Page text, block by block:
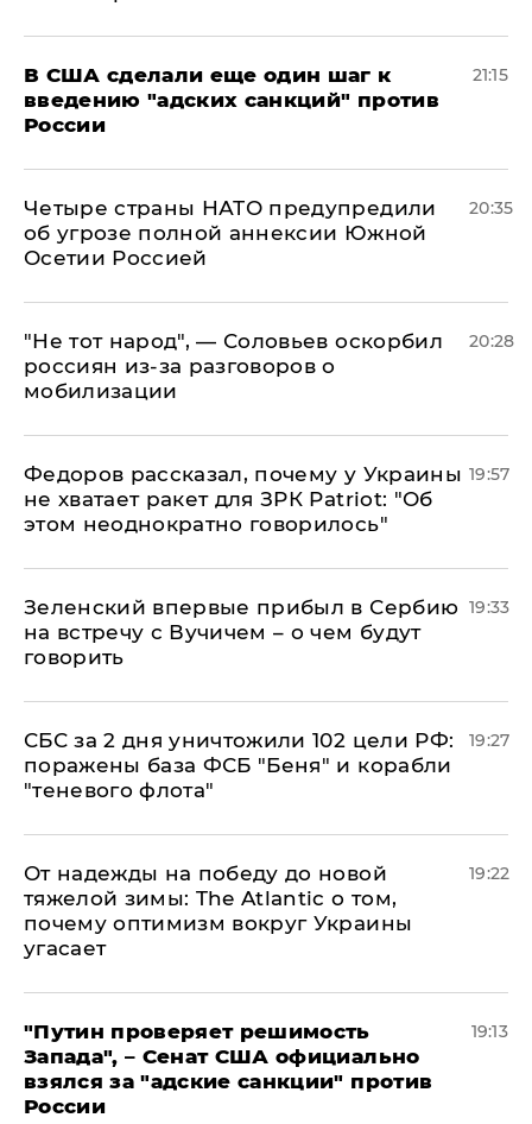
В США сделали еще один шаг к
введению "адских санкций" против
России
21:15
Четыре страны НАТО предупредили
об угрозе полной аннексии Южной
Осетии Россией
20:35
​"Не тот народ", — Соловьев оскорбил
россиян из-за разговоров о
мобилизации
20:28
Федоров рассказал, почему у Украины
не хватает ракет для ЗРК Patriot: "Об
этом неоднократно говорилось"
19:57
Зеленский впервые прибыл в Сербию
на встречу с Вучичем – о чем будут
говорить
19:33
СБС за 2 дня уничтожили 102 цели РФ:
поражены база ФСБ "Беня" и корабли
"теневого флота"
19:27
От надежды на победу до новой
тяжелой зимы: The Atlantic о том,
почему оптимизм вокруг Украины
угасает
19:22
"Путин проверяет решимость
Запада", – Сенат США официально
взялся за "адские санкции" против
России
19:13